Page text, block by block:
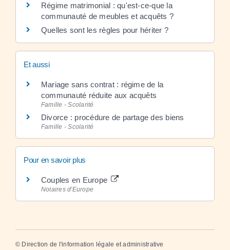
Régime matrimonial : qu'est-ce-que la
communauté de meubles et acquêts ?
Quelles sont les règles pour hériter ?
Et aussi
Mariage sans contrat : régime de la
communauté réduite aux acquêts
Famille - Scolarité
Divorce : procédure de partage des biens
Famille - Scolarité
Pour en savoir plus
Couples en Europe
Notaires d'Europe
© Direction de l'information légale et administrative